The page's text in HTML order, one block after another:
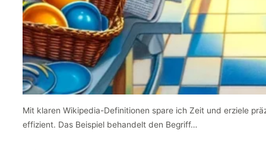
Mit klaren Wikipedia-Definitionen spare ich Zeit und erziele
effizient. Das Beispiel behandelt den Begriff…